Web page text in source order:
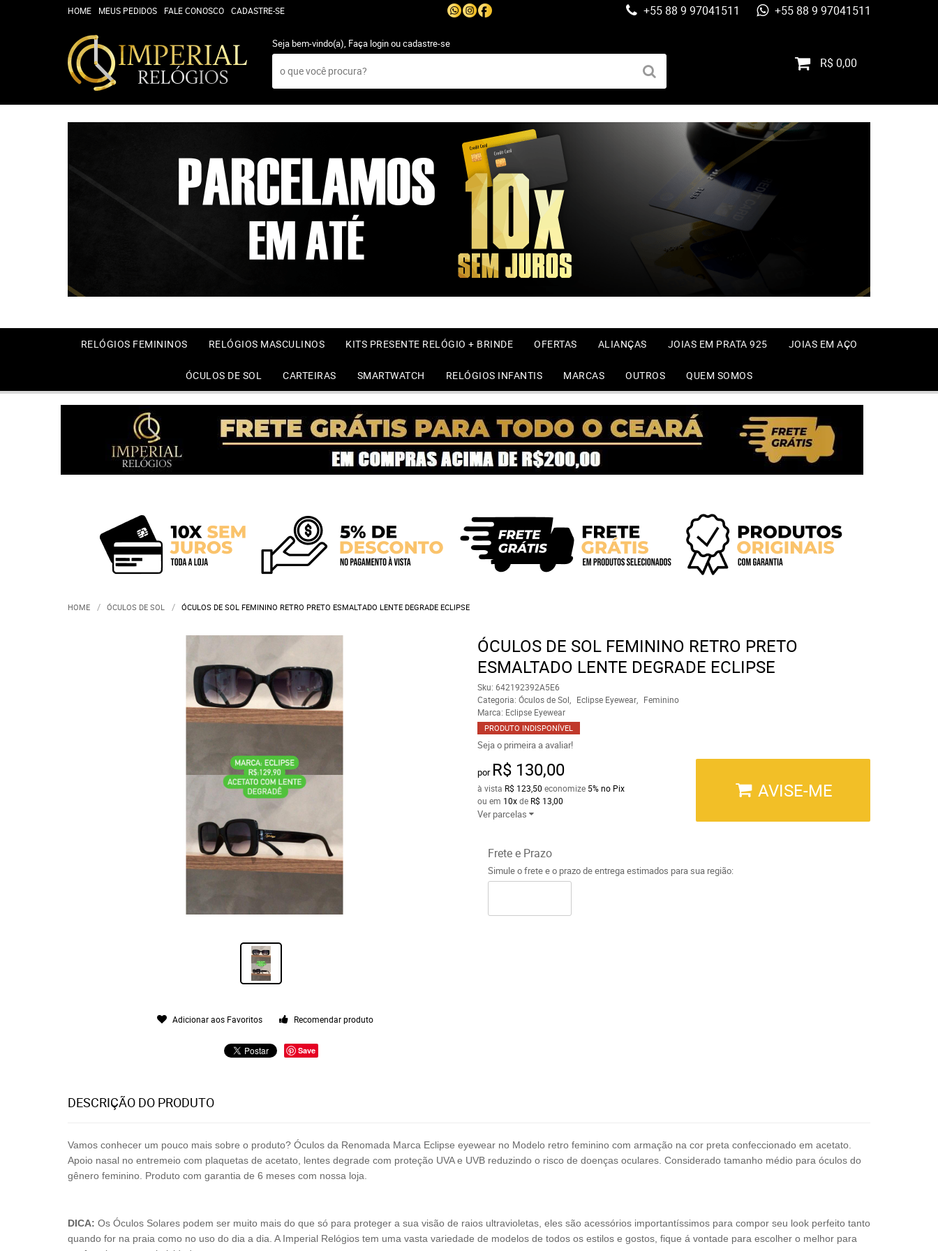
HOME MEUS PEDIDOS FALE CONOSCO CADASTRE-SE +55 88 9 97041511 +55 88 9 97041511
Seja bem-vindo(a), Faça loginoucadastre-se
R$ 0,00
RELÓGIOS FEMININOS RELÓGIOS MASCULINOS KITS PRESENTE RELÓGIO + BRINDE OFERTAS ALIANÇAS JOIAS EM PRATA 925 JOIAS EM AÇO
ÓCULOS DE SOL CARTEIRAS SMARTWATCH RELÓGIOS INFANTIS MARCAS OUTROS QUEM SOMOS
HOME ÓCULOS DE SOL ÓCULOS DE SOL FEMININO RETRO PRETO ESMALTADO LENTE DEGRADE ECLIPSE
Adicionar aos Favoritos Recomendar produto
Save
ÓCULOS DE SOL FEMININO RETRO PRETO
ESMALTADO LENTE DEGRADE ECLIPSE
Sku: 642192392A5E6
Categoria: Óculos de Sol Eclipse Eyewear
Feminino
Marca: Eclipse Eyewear
PRODUTO INDISPONÍVEL
Seja o primeira a avaliar!
por R$ 130,00
à vista R$ 123,50 economize 5% no Pix
ou em 10xde R$ 13,00
Ver parcelas
AVISE-ME
Frete e Prazo
Simule o frete e o prazo de entrega estimados para sua região:
DESCRIÇÃO DO PRODUTO
Vamos conhecer um pouco mais sobre o produto? Óculos da Renomada Marca Eclipse eyewear no Modelo retro feminino com armação na cor preta confeccionado em acetato.
Apoio nasal no entremeio com plaquetas de acetato, lentes degrade com proteção UVA e UVB reduzindo o risco de doenças oculares. Considerado tamanho médio para óculos do
gênero feminino. Produto com garantia de 6 meses com nossa loja.
DICA: Os Óculos Solares podem ser muito mais do que só para proteger a sua visão de raios ultravioletas, eles são acessórios importantíssimos para compor seu look perfeito tanto
quando for na praia como no uso do dia a dia. A Imperial Relógios tem uma vasta variedade de modelos de todos os estilos e gostos, fique á vontade para escolher o melhor para